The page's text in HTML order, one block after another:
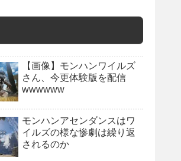
【画像】モンハンワイルズ
さん、今更体験版を配信
wwwwww
モンハンアセンダンスはワ
イルズの様な惨劇は繰り返
されるのか